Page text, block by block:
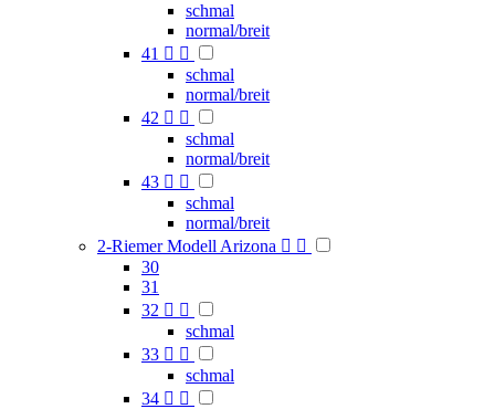
schmal
normal/breit
41  
schmal
normal/breit
42  
schmal
normal/breit
43  
schmal
normal/breit
2-Riemer Modell Arizona  
30
31
32  
schmal
33  
schmal
34  